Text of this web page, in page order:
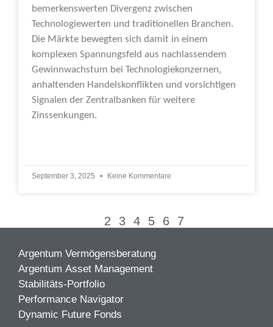
bemerkenswerten Divergenz zwischen
Technologiewerten und traditionellen Branchen.
Die Märkte bewegten sich damit in einem
komplexen Spannungsfeld aus nachlassendem
Gewinnwachstum bei Technologiekonzernen,
anhaltenden Handelskonflikten und vorsichtigen
Signalen der Zentralbanken für weitere
Zinssenkungen.
September 3, 2025 Keine Kommentare
2 3 4 5 6 7
Argentum Vermögensberatung
Argentum Asset Management
Stabilitäts-Portfolio
Performance Navigator
Dynamic Future Fonds